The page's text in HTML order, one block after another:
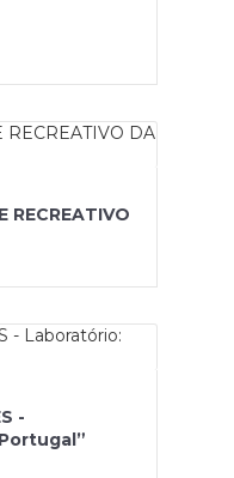
RECREATIVO
-